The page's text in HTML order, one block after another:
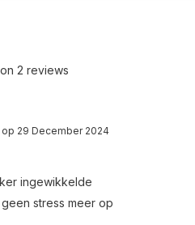
2 reviews
op 29 December 2024
ingewikkelde
stress meer op